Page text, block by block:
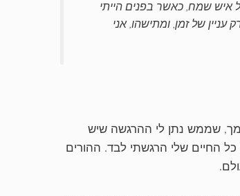
איש שמח, כאשר בפנים הייתי
של זמן, ומתישהו, אני
שממש נתן לי ההרגשה שיש
החיים שלי הרגשתי לבד. ההורים